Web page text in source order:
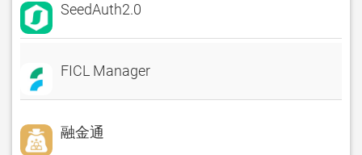
SeedAuth2.0
FICL Manager
融金通